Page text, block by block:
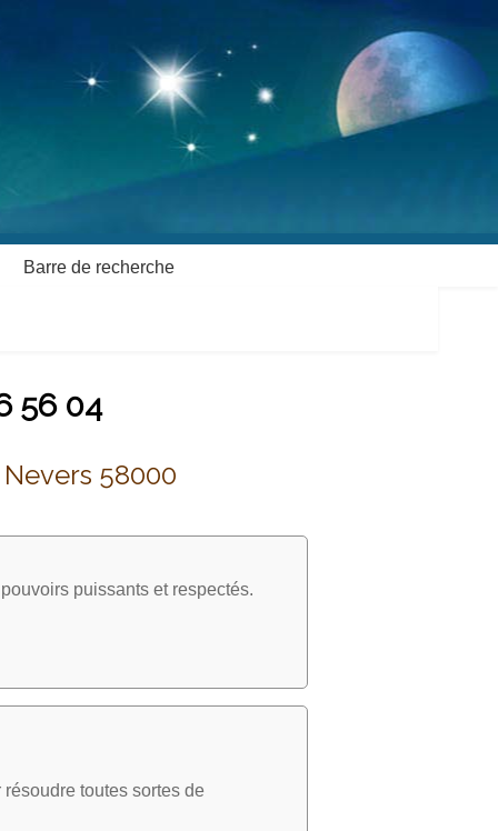
Barre de recherche
56 04
58000
puissants et respectés.
toutes sortes de